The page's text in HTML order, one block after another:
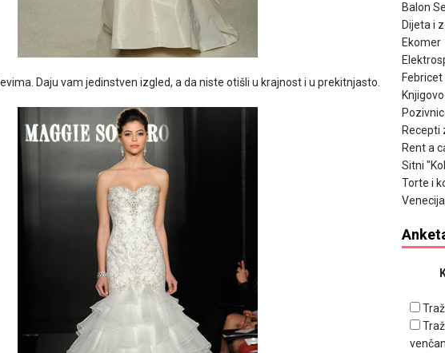
Daju vam jedinstven izgled, a da niste otišli u krajnost i u prekitnjasto.
Balon
Dijeta i
Ekomer
Febricet
Recepti
Rent a
Sitni
Torte i